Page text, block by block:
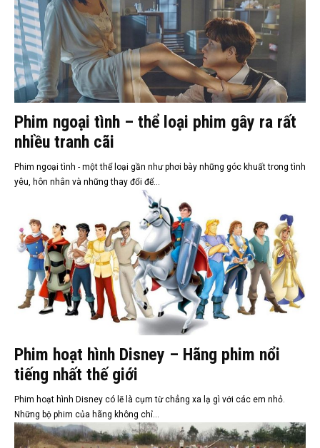
Phim ngoại tình – thể loại phim gây ra rất
nhiều tranh cãi
Phim ngoại tình - một thể loại gần như phơi bày những góc khuất trong tình
yêu, hôn nhân và những thay đổi để...
Phim hoạt hình Disney – Hãng phim nổi
tiếng nhất thế giới
Phim hoạt hình Disney có lẽ là cụm từ chẳng xa lạ gì với các em nhỏ.
Những bộ phim của hãng không chỉ...